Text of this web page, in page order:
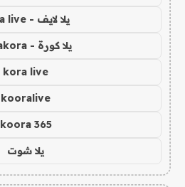
يلا لايف - yalla live
يلا كورة - yallakora
kora live
kooralive
koora 365
يلا شوت